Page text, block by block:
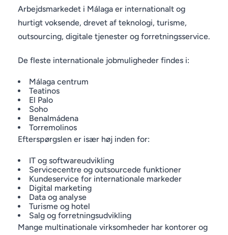
Arbejdsmarkedet i Málaga er internationalt og
hurtigt voksende, drevet af teknologi, turisme,
outsourcing, digitale tjenester og forretningsservice.
De fleste internationale jobmuligheder findes i:
Málaga centrum
Teatinos
El Palo
Soho
Benalmádena
Torremolinos
Efterspørgslen er især høj inden for:
IT og softwareudvikling
Servicecentre og outsourcede funktioner
Kundeservice for internationale markeder
Digital marketing
Data og analyse
Turisme og hotel
Salg og forretningsudvikling
Mange multinationale virksomheder har kontorer og